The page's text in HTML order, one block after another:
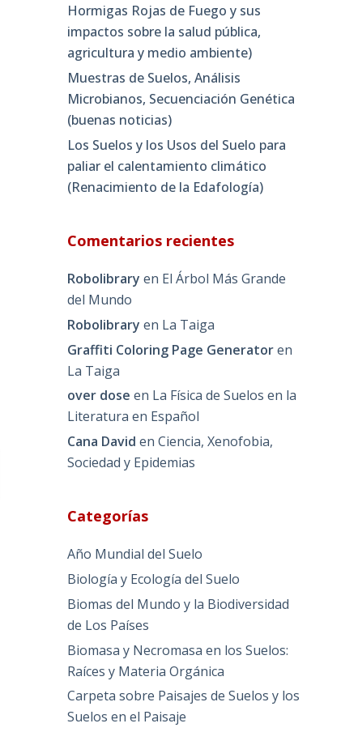
Hormigas Rojas de Fuego y sus
impactos sobre la salud pública,
agricultura y medio ambiente)
Muestras de Suelos, Análisis
Microbianos, Secuenciación Genética
(buenas noticias)
Los Suelos y los Usos del Suelo para
paliar el calentamiento climático
(Renacimiento de la Edafología)
Comentarios recientes
Robolibrary en El Árbol Más Grande
del Mundo
Robolibrary en La Taiga
Graffiti Coloring Page Generatoren
La Taiga
over dose en La Física de Suelos en la
Literatura en Español
Cana David enCiencia, Xenofobia,
Sociedad y Epidemias
Categorías
Año Mundial del Suelo
Biología y Ecología del Suelo
Biomas del Mundo y la Biodiversidad
de Los Países
Biomasa y Necromasa en los Suelos:
Raíces y Materia Orgánica
Carpeta sobre Paisajes de Suelos y los
Suelos en el Paisaje